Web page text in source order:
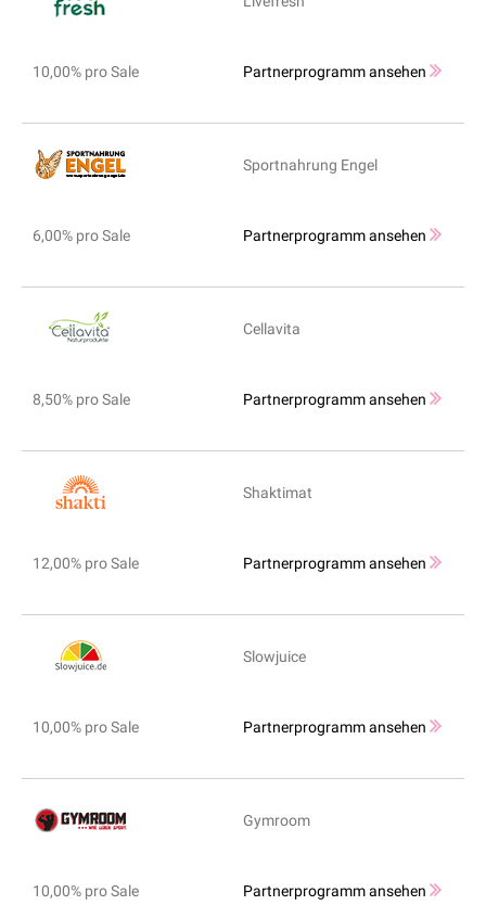
10,00% pro Sale Partnerprogramm ansehen
Sportnahrung Engel
6,00% pro Sale Partnerprogramm ansehen
Cellavita
8,50% pro Sale Partnerprogramm ansehen
Shaktimat
12,00% pro Sale Partnerprogramm ansehen
Slowjuice
10,00% pro Sale Partnerprogramm ansehen
Gymroom
10,00% pro Sale Partnerprogramm ansehen